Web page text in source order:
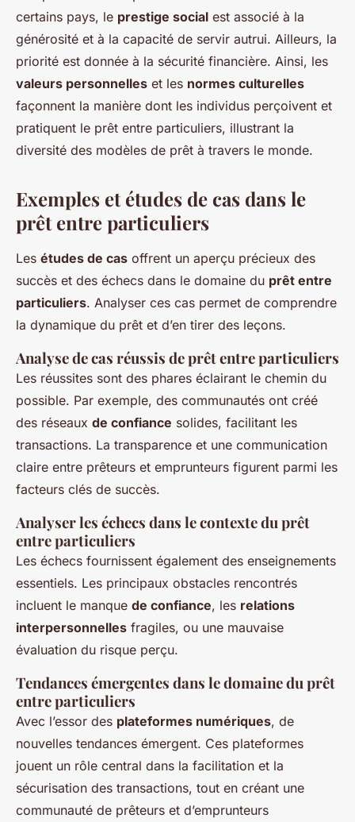
certains pays, le prestige social est associé à la
générosité et à la capacité de servir autrui. Ailleurs, la
priorité est donnée à la sécurité financière. Ainsi, les
valeurs personnelles et les normes culturelles
façonnent la manière dont les individus perçoivent et
pratiquent le prêt entre particuliers, illustrant la
diversité des modèles de prêt à travers le monde.
Exemples et études de cas dans le
prêt entre particuliers
Les études de cas offrent un aperçu précieux des
succès et des échecs dans le domaine du prêt entre
particuliers. Analyser ces cas permet de comprendre
la dynamique du prêt et d’en tirer des leçons.
Analyse de cas réussis de prêt entre particuliers
Les réussites sont des phares éclairant le chemin du
possible. Par exemple, des communautés ont créé
des réseaux de confiance solides, facilitant les
transactions. La transparence et une communication
claire entre prêteurs et emprunteurs figurent parmi les
facteurs clés de succès.
Analyser les échecs dans le contexte du prêt
entre particuliers
Les échecs fournissent également des enseignements
essentiels. Les principaux obstacles rencontrés
incluent le manque de confiance, les relations
interpersonnelles fragiles, ou une mauvaise
évaluation du risque perçu.
Tendances émergentes dans le domaine du prêt
entre particuliers
Avec l’essor des plateformes numériques, de
nouvelles tendances émergent. Ces plateformes
jouent un rôle central dans la facilitation et la
sécurisation des transactions, tout en créant une
communauté de prêteurs et d’emprunteurs